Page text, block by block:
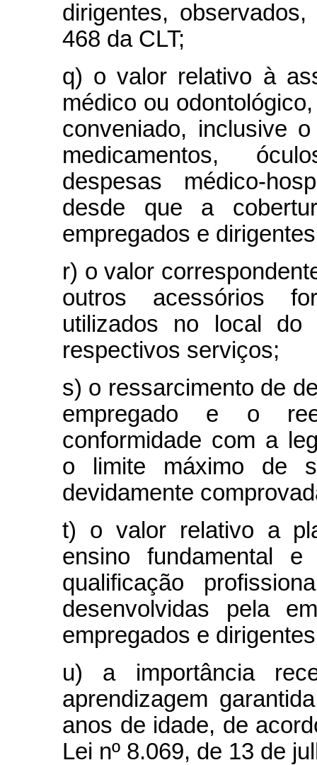
dirigentes,
468 da CLT;
q) o valor relativo à
médico ou
conveniado, inclusive
medicamentos,
despesas médico-
desde que a
empregados e
r) o valor
outros acessórios
utilizados no local do
respectivos serviços;
s) o ressarcimento de
empregado e o
conformidade com a
o limite máximo de
devidamente
t) o valor relativo a
ensino fundamental
qualificação
desenvolvidas pela
empregados e
u) a importância
aprendizagem
anos de idade, de
Lei nº 8.069, de 13 de